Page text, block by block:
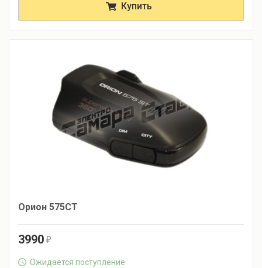
Купить
Орион 575СТ
3990 r
Ожидается поступление